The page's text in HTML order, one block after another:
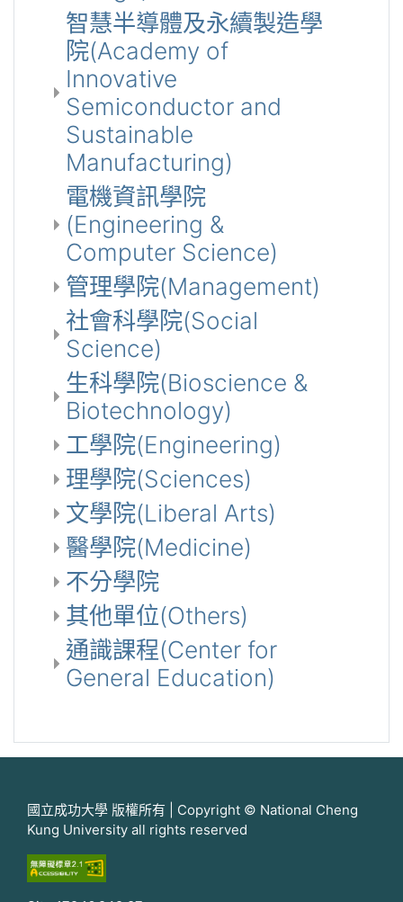
智慧半導體及永續製造學
院(Academy of
Innovative
Semiconductor and
Sustainable
Manufacturing)
電機資訊學院
(Engineering &
Computer Science)
管理學院(Management)
社會科學院(Social
Science)
生科學院(Bioscience &
Biotechnology)
工學院(Engineering)
理學院(Sciences)
文學院(Liberal Arts)
醫學院(Medicine)
不分學院
其他單位(Others)
通識課程(Center for
General Education)
國立成功大學 版權所有 | Copyright © National Cheng
Kung University all rights reserved